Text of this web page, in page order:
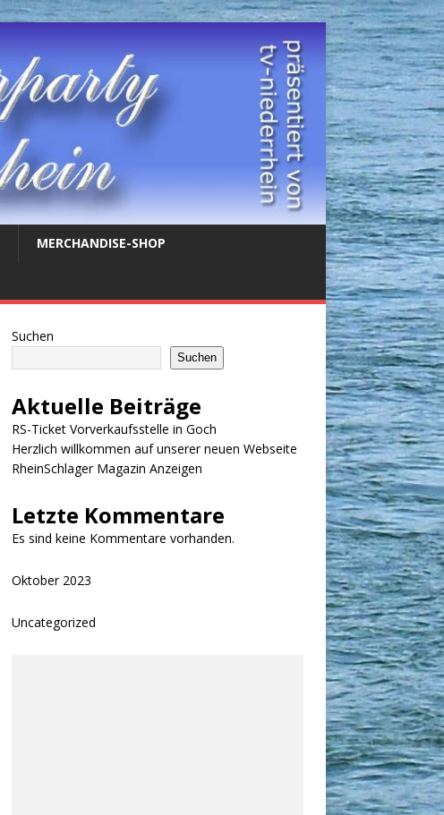
MERCHANDISE-SHOP
Suchen
Suchen
Aktuelle Beiträge
RS-Ticket Vorverkaufsstelle in Goch
Herzlich willkommen auf unserer neuen Webseite
RheinSchlager Magazin Anzeigen
Letzte Kommentare
Es sind keine Kommentare vorhanden.
Oktober 2023
Uncategorized